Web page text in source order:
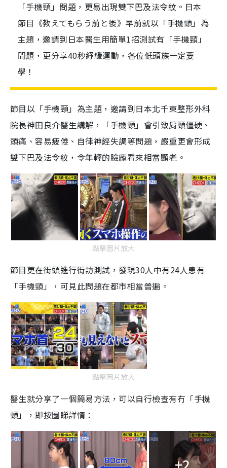
「手機頸」問題，更易出現雙下巴及法令紋。日本
節目《教えてもらう前と後》早前就以「手機頸」為
主題，邀請到日本醫生用簡單1招測試有「手機頸」
問題，更分享40秒紓緩運動，各位低頭族一定要
學！
節目以「手機頸」為主題，邀請到日本北千東整形外科
院長神田良介醫生講解，「手機頸」會引致肩頸僵硬、
頭痛、容易疲倦、自律神經失調等問題， 嚴重更會形成
雙下巴及法令紋， 令年輕的臉龐看來相當顯老 。
點擊圖片放大
節目更在街頭進行街訪測試，發現30人中有24人患有
「手機頸」，可見此問題在都市相當普遍 。
點擊圖片放大
醫生就分享了一個簡易方法，可以自行檢查有冇「手機
頸」，即按圖睇詳情：